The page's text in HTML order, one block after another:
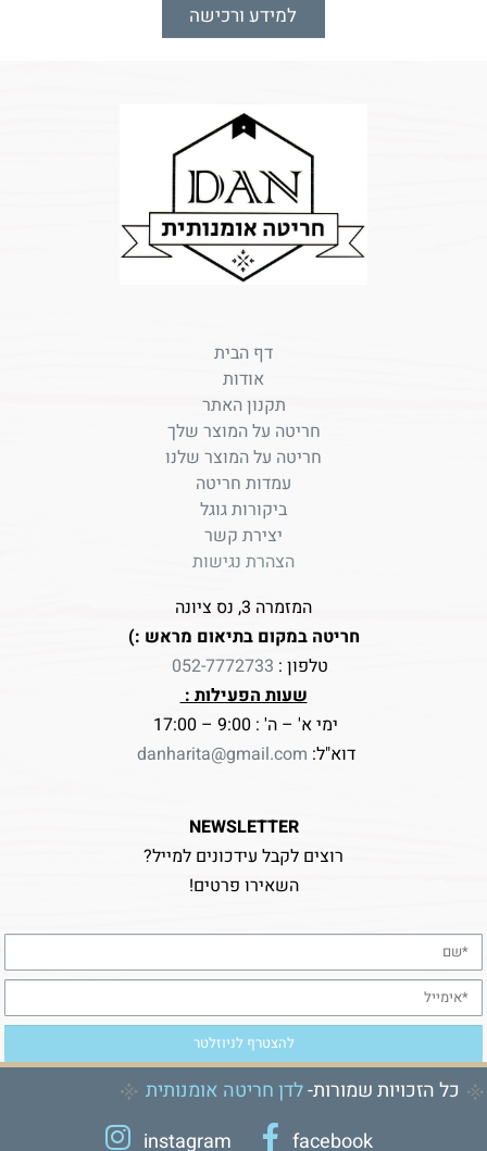
למידע ורכישה
דף הבית
אודות
תקנון האתר
חריטה על המוצר שלך
חריטה על המוצר שלנו
עמדות חריטה
ביקורות גוגל
יצירת קשר
הצהרת נגישות
המזמרה 3, נס ציונה
חריטה במקום בתיאום מראש :)
טלפון : 052-7772733
שעות הפעילות :
ימי א' – ה' : 9:00 – 17:00
דוא"ל: danharita@gmail.com
NEWSLETTER
רוצים לקבל עידכונים למייל?
השאירו פרטים!
כל הזכויות שמורות-לדן חריטה אומנותית
instagram
facebook